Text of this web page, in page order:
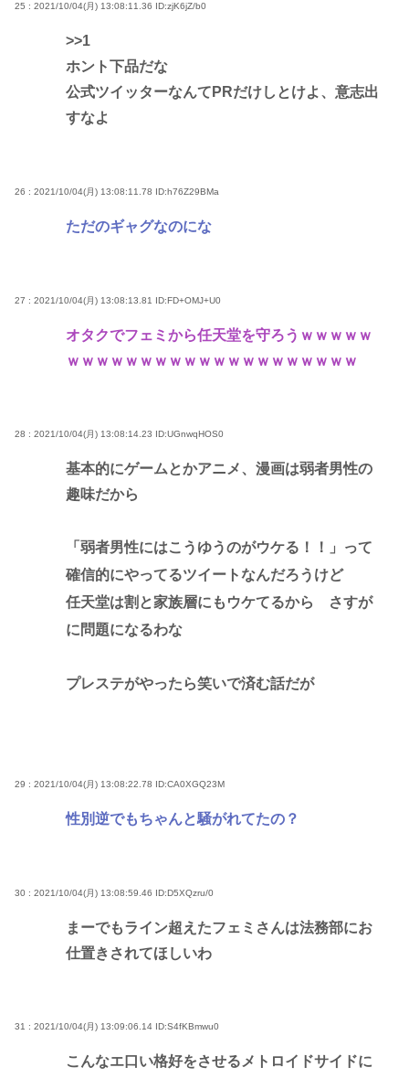
25 : 2021/10/04(月) 13:08:11.36 ID:zjK6jZ/b0
>>1
ホント下品だな
公式ツイッターなんてPRだけしとけよ、意志出
すなよ
26 : 2021/10/04(月) 13:08:11.78 ID:h76Z29BMa
ただのギャグなのにな
27 : 2021/10/04(月) 13:08:13.81 ID:FD+OMJ+U0
オタクでフェミから任天堂を守ろうｗｗｗｗｗ
ｗｗｗｗｗｗｗｗｗｗｗｗｗｗｗｗｗｗｗｗ
28 : 2021/10/04(月) 13:08:14.23 ID:UGnwqHOS0
基本的にゲームとかアニメ、漫画は弱者男性の
趣味だから
「弱者男性にはこうゆうのがウケる！！」って
確信的にやってるツイートなんだろうけど
任天堂は割と家族層にもウケてるから さすが
に問題になるわな
プレステがやったら笑いで済む話だが
29 : 2021/10/04(月) 13:08:22.78 ID:CA0XGQ23M
性別逆でもちゃんと騒がれてたの？
30 : 2021/10/04(月) 13:08:59.46 ID:D5XQzru/0
まーでもライン超えたフェミさんは法務部にお
仕置きされてほしいわ
31 : 2021/10/04(月) 13:09:06.14 ID:S4fKBmwu0
こんなエ口い格好をさせるメトロイドサイドに